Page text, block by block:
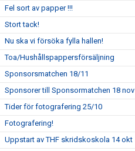
Fel sort av papper !!!
Stort tack!
Nu ska vi försöka fylla hallen!
Toa/Hushållspappersförsäljning
Sponsorsmatchen 18/11
Sponsorer till Sponsormatchen 18 nov
Tider för fotografering 25/10
Fotografering!
Uppstart av THF skridskoskola 14 okt